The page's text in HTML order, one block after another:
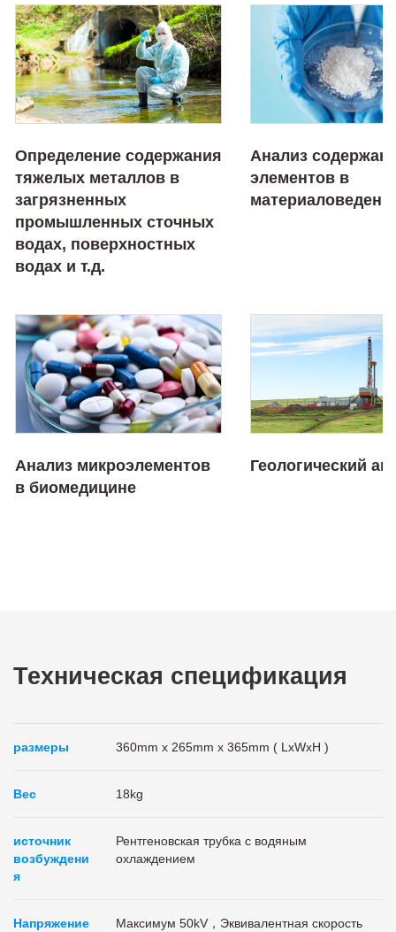
Определение содержания
тяжелых металлов в
загрязненных
промышленных сточных
водах, поверхностных
водах и т.д.
Анализ
элементов в
Анализ микроэлементов
в биомедицине
Геологический
Техническая спецификация
размеры 360mm x 265mm x 365mm ( LxWxH )
Вес 18kg
источник
возбуждени
я
Рентгеновская трубка с водяным
охлаждением
Напряжение
Максимум 50kV，Эквивалентная скорость